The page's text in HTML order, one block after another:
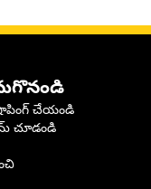
చేయండి
చూడండి